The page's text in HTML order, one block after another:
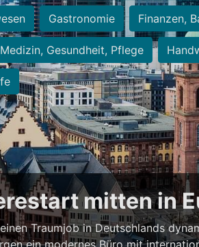
Gastronomie Finanzen,
Medizin, Gesundheit, Pflege
mitten in
Traumjob in Deutschlands